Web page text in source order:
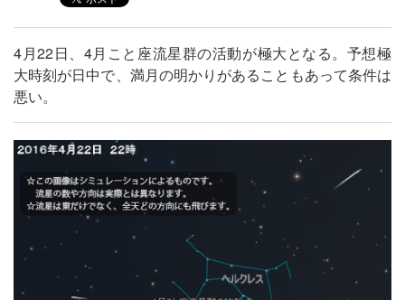
4月22日、4月こと座流星群の活動が極大となる。予想極
大時刻が日中で、満月の明かりがあることもあって条件は
悪い。